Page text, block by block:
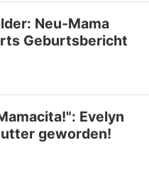
Neu-Mama
Geburtsbericht
Evelyn
geworden!